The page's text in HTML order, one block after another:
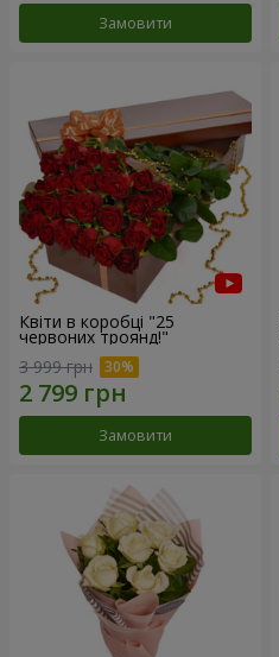
Замовити
Квіти в коробці "25
червоних троянд!"
3 999 грн
Замовити